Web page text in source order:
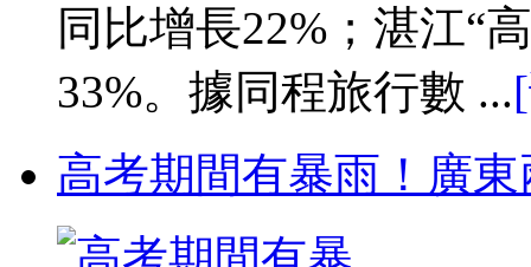
同比增長22%；湛江“
33%。據同程旅行數 ...
高考期間有暴雨！廣